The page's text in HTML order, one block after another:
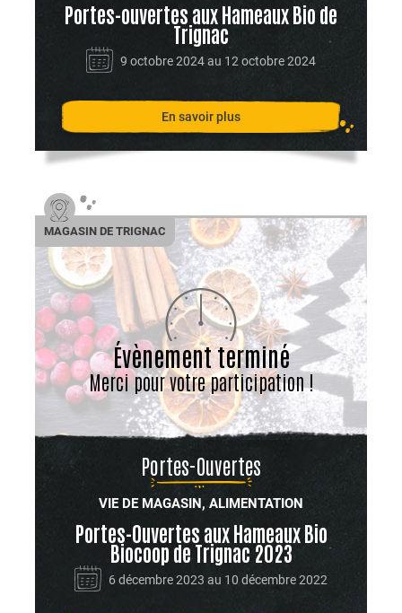
Portes-ouvertes aux Hameaux Bio de
Trignac
9 octobre 2024 au 12 octobre 2024
En savoir plus
Évènement terminé
Merci pour votre participation !
MAGASIN DE TRIGNAC
Portes-Ouvertes
VIE DE MAGASIN, ALIMENTATION
Portes-Ouvertes aux Hameaux Bio
Biocoop de Trignac 2023
6 décembre 2023 au 10 décembre 2022